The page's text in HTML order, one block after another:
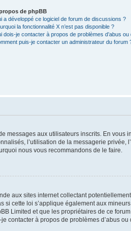
de phpBB
a développé ce logiciel de forum de discussions ?
la fonctionnalité X n’est pas disponible ?
dois-je contacter à propos de problèmes d’abus
puis-je contacter un administrateur du forum
messages aux utilisateurs inscrits. En vous
l’utilisation de la messagerie privée,
nous vous recommandons de le faire.
aux sites internet collectant
cette loi s’applique également aux
Limited et que les propriétaires de ce
à propos de problèmes d’abus ou